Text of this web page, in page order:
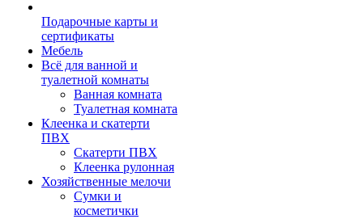
Подарочные карты и
сертификаты
Мебель
Всё для ванной и
туалетной комнаты
Ванная комната
Туалетная комната
Клеенка и скатерти
ПВХ
Скатерти ПВХ
Клеенка рулонная
Хозяйственные мелочи
Сумки и
косметички